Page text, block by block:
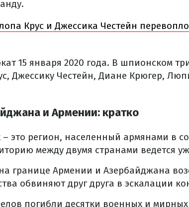
Крус и Джессика Честейн
15 января 2020 года. В шпионском
Джессику Честейн, Диане Крюгер,
и Армении: кратко
это регион, населенный армянами в
между двумя странами ведется
границе Армении и Азербайджана
обвиняют друг друга в эскалации
погибли десятки военных и